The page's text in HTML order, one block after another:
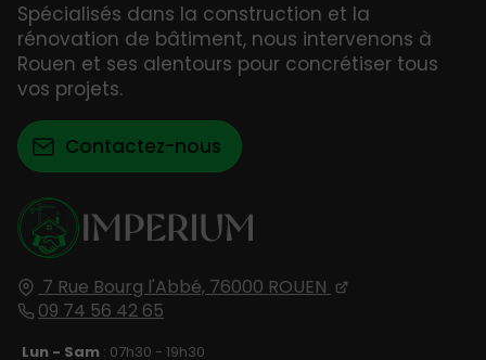
7 Rue Bourg l'Abbé, 76000 ROUEN
09 74 56 42 65
Lun - Sam : 07h30 - 19h30
Spécialisés dans la construction et la
rénovation de bâtiment, nous intervenons à
Rouen et ses alentours pour concrétiser tous
vos projets.
Contactez-nous